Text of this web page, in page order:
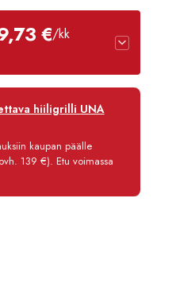
€/kk
12 kk
3,90 €/kk
hiiligrilli UNA
kaupan päälle
139 €). Etu voimassa